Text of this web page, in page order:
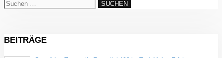
Suchen
BEITRÄGE